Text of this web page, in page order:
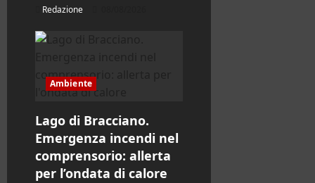
Redazione
Ambiente
Lago di Bracciano.
Emergenza incendi nel
comprensorio: allerta
per l’ondata di calore